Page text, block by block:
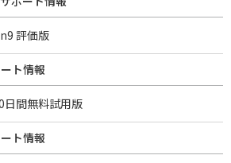
評価版
ト情報
日間無料試用版
ト情報